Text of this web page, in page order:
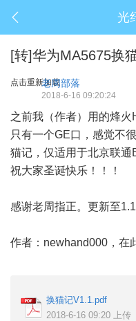
光
[转]华为MA5675换
点击重新加载老周部落
2018-6-16 09:20:24
之前我（作者）用的烽
只有一个GE口，感觉不
猫记，仅适用于北京联
祝大家圣诞快乐！！！
感谢老周指正。更新至1.1
作者：newhand000，在
换猫记V1.1.pdf
2018-6-16 09:20 上传